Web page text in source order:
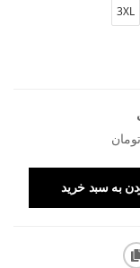
3XL
به سبد خرید